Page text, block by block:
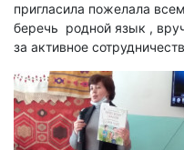
пригласила пожелала
беречь родной язык ,
за активное